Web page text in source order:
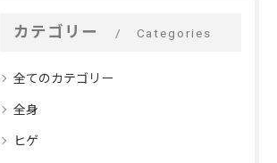
カテゴリー Categories
全てのカテゴリー
全身
ヒゲ